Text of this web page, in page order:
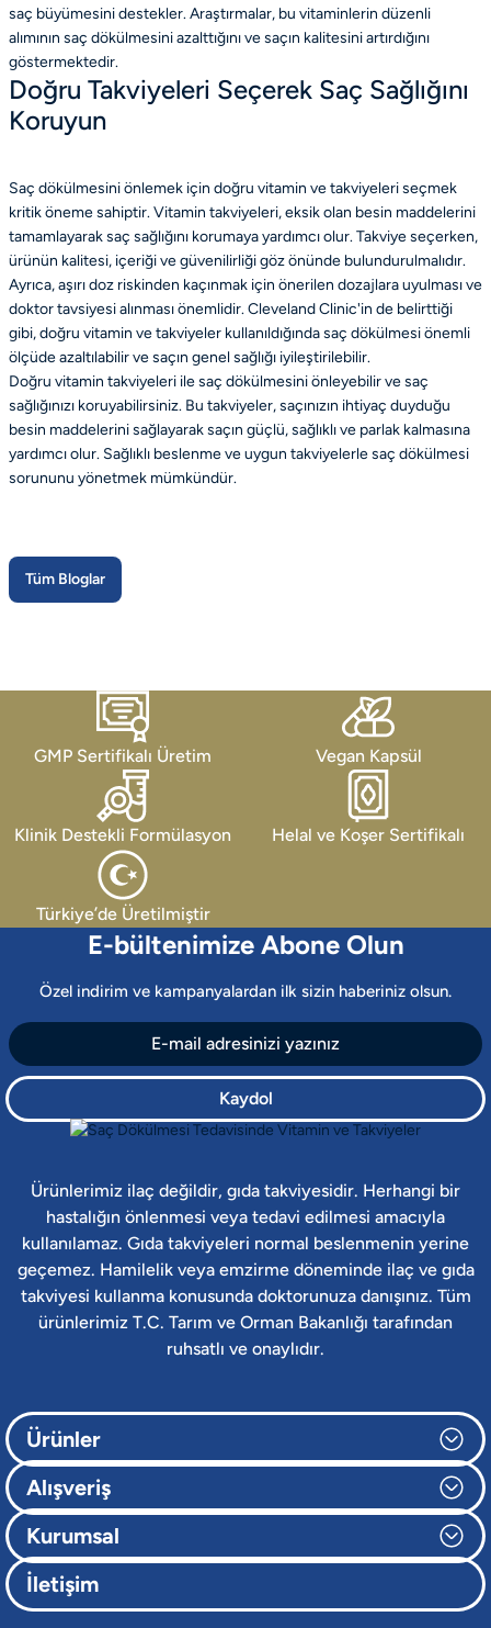
saç büyümesini destekler. Araştırmalar, bu vitaminlerin düzenli
alımının saç dökülmesini azalttığını ve saçın kalitesini artırdığını
göstermektedir.
Doğru Takviyeleri Seçerek Saç Sağlığını
Koruyun
Saç dökülmesini önlemek için doğru vitamin ve takviyeleri seçmek
kritik öneme sahiptir. Vitamin takviyeleri, eksik olan besin maddelerini
tamamlayarak saç sağlığını korumaya yardımcı olur. Takviye seçerken,
ürünün kalitesi, içeriği ve güvenilirliği göz önünde bulundurulmalıdır.
Ayrıca, aşırı doz riskinden kaçınmak için önerilen dozajlara uyulması ve
doktor tavsiyesi alınması önemlidir. Cleveland Clinic'in de belirttiği
gibi, doğru vitamin ve takviyeler kullanıldığında saç dökülmesi önemli
ölçüde azaltılabilir ve saçın genel sağlığı iyileştirilebilir.
Doğru vitamin takviyeleri ile saç dökülmesini önleyebilir ve saç
sağlığınızı koruyabilirsiniz. Bu takviyeler, saçınızın ihtiyaç duyduğu
besin maddelerini sağlayarak saçın güçlü, sağlıklı ve parlak kalmasına
yardımcı olur. Sağlıklı beslenme ve uygun takviyelerle saç dökülmesi
sorununu yönetmek mümkündür.
Tüm Bloglar
GMP Sertifikalı Üretim Vegan Kapsül
Klinik Destekli Formülasyon Helal ve Koşer Sertifikalı
Türkiye’de Üretilmiştir
E-bültenimize Abone Olun
Özel indirim ve kampanyalardan ilk sizin haberiniz olsun.
Kaydol
Ürünlerimiz ilaç değildir, gıda takviyesidir. Herhangi bir
hastalığın önlenmesi veya tedavi edilmesi amacıyla
kullanılamaz. Gıda takviyeleri normal beslenmenin yerine
geçemez. Hamilelik veya emzirme döneminde ilaç ve gıda
takviyesi kullanma konusunda doktorunuza danışınız. Tüm
ürünlerimiz T.C. Tarım ve Orman Bakanlığı tarafından
ruhsatlı ve onaylıdır.
Ürünler
Alışveriş
Kurumsal
İletişim